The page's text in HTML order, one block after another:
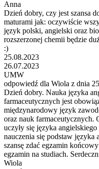
Anna
Dzień dobry, czy jest szansa
maturami jak: oczywiście
język polski, angielski oraz
rozszerzonej chemii będzie
:)
25.08.2023
26.07.2023
UMW
odpowiedź dla Wiola z dnia
Dzień dobry. Nauka języka
farmaceutycznych jest
międzynarodowy język
oraz nauk farmaceutycznych.
uczyły się języka
nauczenia się podstaw języka
szansę zdać egzamin
egzamin na studiach.
Wiola